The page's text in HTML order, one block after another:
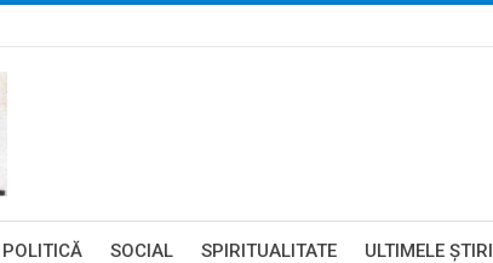
POLITICĂ SOCIAL SPIRITUALITATE ULTIMELE ŞTIRI